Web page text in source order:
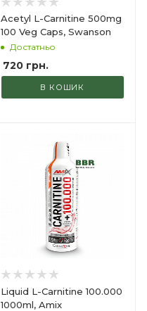
Acetyl L-Carnitine 500mg
100 Veg Caps, Swanson
Достатньо
720грн.
В КОШИК
Liquid L-Carnitine 100.000
1000ml, Amix